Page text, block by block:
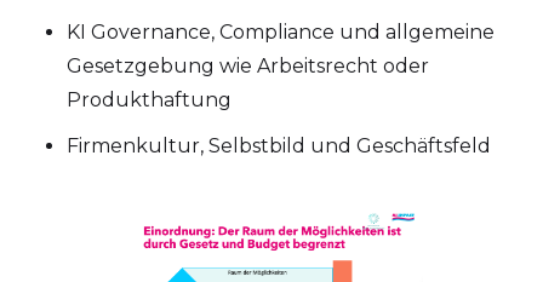
KI Governance, Compliance und allgemeine
Gesetzgebung wie Arbeitsrecht oder
Produkthaftung
Firmenkultur, Selbstbild und Geschäftsfeld